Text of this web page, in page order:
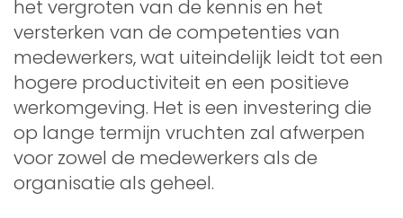
het vergroten van de kennis en het
versterken van de competenties van
medewerkers, wat uiteindelijk leidt tot een
hogere productiviteit en een positieve
werkomgeving. Het is een investering die
op lange termijn vruchten zal afwerpen
voor zowel de medewerkers als de
organisatie als geheel.